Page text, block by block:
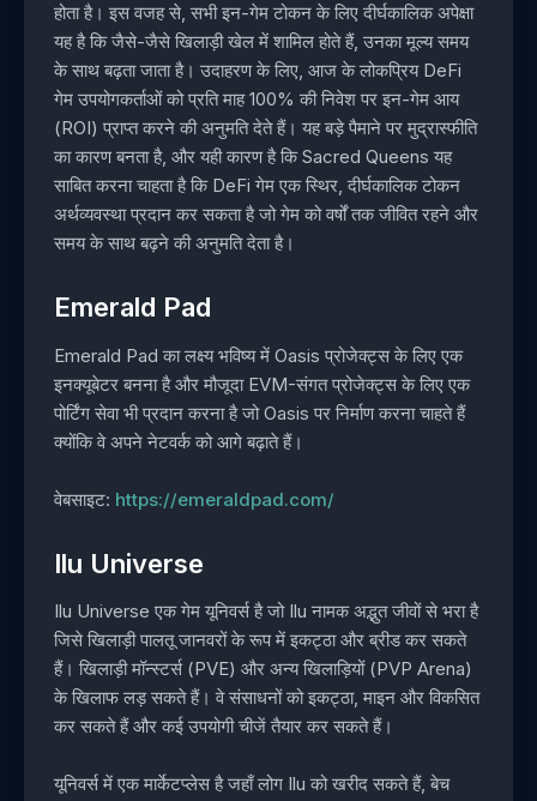
होता है। इस वजह से, सभी इन-गेम टोकन के लिए दीर्घकालिक अपेक्षा
यह है कि जैसे-जैसे खिलाड़ी खेल में शामिल होते हैं, उनका मूल्य समय
के साथ बढ़ता जाता है। उदाहरण के लिए, आज के लोकप्रिय DeFi
गेम उपयोगकर्ताओं को प्रति माह 100% की निवेश पर इन-गेम आय
(ROI) प्राप्त करने की अनुमति देते हैं। यह बड़े पैमाने पर मुद्रास्फीति
का कारण बनता है, और यही कारण है कि Sacred Queens यह
साबित करना चाहता है कि DeFi गेम एक स्थिर, दीर्घकालिक टोकन
अर्थव्यवस्था प्रदान कर सकता है जो गेम को वर्षों तक जीवित रहने और
समय के साथ बढ़ने की अनुमति देता है।
Emerald Pad
Emerald Pad का लक्ष्य भविष्य में Oasis प्रोजेक्ट्स के लिए एक
इनक्यूबेटर बनना है और मौजूदा EVM-संगत प्रोजेक्ट्स के लिए एक
पोर्टिंग सेवा भी प्रदान करना है जो Oasis पर निर्माण करना चाहते हैं
क्योंकि वे अपने नेटवर्क को आगे बढ़ाते हैं।
वेबसाइट: https://emeraldpad.com/
Ilu Universe
Ilu Universe एक गेम यूनिवर्स है जो Ilu नामक अद्भुत जीवों से भरा है
जिसे खिलाड़ी पालतू जानवरों के रूप में इकट्ठा और ब्रीड कर सकते
हैं। खिलाड़ी मॉन्स्टर्स (PVE) और अन्य खिलाड़ियों (PVP Arena)
के खिलाफ लड़ सकते हैं। वे संसाधनों को इकट्ठा, माइन और विकसित
कर सकते हैं और कई उपयोगी चीजें तैयार कर सकते हैं।
यूनिवर्स में एक मार्केटप्लेस है जहाँ लोग Ilu को खरीद सकते हैं, बेच